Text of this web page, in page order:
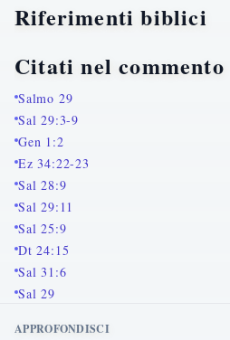
Riferimenti biblici
Citati nel commento
Salmo 29
Sal 29:3-9
Gen 1:2
Ez 34:22-23
Sal 28:9
Sal 29:11
Sal 25:9
Dt 24:15
Sal 31:6
Sal 29
APPROFONDISCI